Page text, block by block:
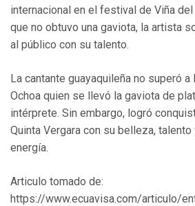
internacional en el festival de Viña
que no obtuvo una gaviota, la artista
al público con su talento.
La cantante guayaquileña no superó a
Ochoa quien se llevó la gaviota de
intérprete. Sin embargo, logró
Quinta Vergara con su belleza,
energía.
Articulo tomado de:
https://www.ecuavisa.com/articulo/